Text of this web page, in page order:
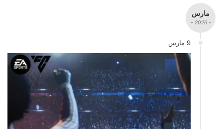
مارس
- 2026 -
9 مارس